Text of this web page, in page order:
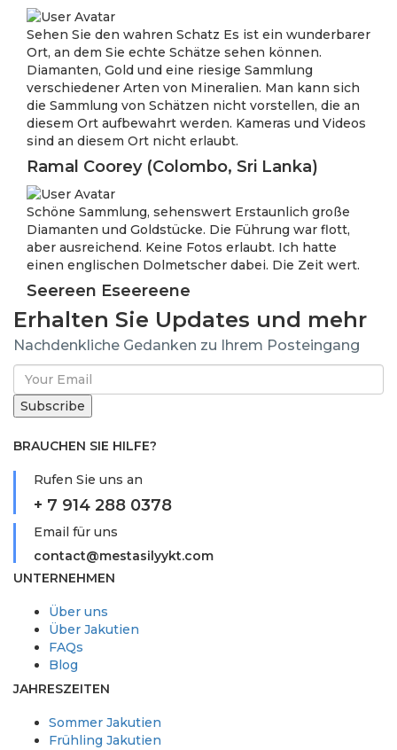
Sehen Sie den wahren Schatz Es ist ein wunderbarer
Ort, an dem Sie echte Schätze sehen können.
Diamanten, Gold und eine riesige Sammlung
verschiedener Arten von Mineralien. Man kann sich
die Sammlung von Schätzen nicht vorstellen, die an
diesem Ort aufbewahrt werden. Kameras und Videos
sind an diesem Ort nicht erlaubt.
Ramal Coorey (Colombo, Sri Lanka)
Schöne Sammlung, sehenswert Erstaunlich große
Diamanten und Goldstücke. Die Führung war flott,
aber ausreichend. Keine Fotos erlaubt. Ich hatte
einen englischen Dolmetscher dabei. Die Zeit wert.
Seereen Eseereene
Erhalten Sie Updates und mehr
Nachdenkliche Gedanken zu Ihrem Posteingang
BRAUCHEN SIE HILFE?
Rufen Sie uns an
+ 7 914 288 0378
Email für uns
contact@mestasilyykt.com
UNTERNEHMEN
Über uns
Über Jakutien
FAQs
Blog
JAHRESZEITEN
Sommer Jakutien
Frühling Jakutien